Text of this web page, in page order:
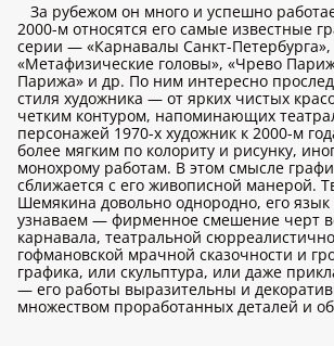
За рубежом он много и успешно
2000-м относятся его самые известные
серии — «Карнавалы Санкт-Петербурга»,
«Метафизические головы», «Чрево
Парижа» и др. По ним интересно
стиля художника — от ярких чистых
четким контуром, напоминающих
персонажей 1970-х художник к 2000-м
более мягким по колориту и рисунку,
монохрому работам. В этом смысле
сближается с его живописной манерой.
Шемякина довольно однородно, его язык
узнаваем — фирменное смешение черт
карнавала, театральной
гофмановской мрачной сказочности и
графика, или скульптура, или даже
— его работы выразительны и
множеством проработанных деталей и